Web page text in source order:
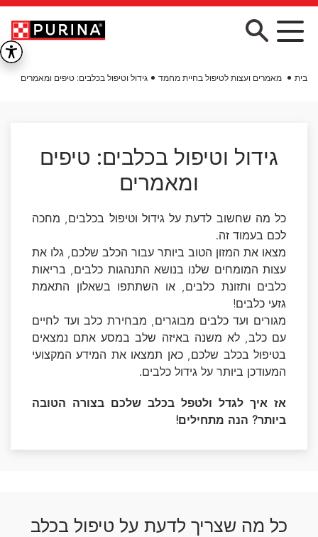
Skip to main content
בית מאמרים ועצות לטיפול בחיית מחמד גידול וטיפול בכלבים: טיפים ומאמרים
גידול וטיפול בכלבים: טיפים
ומאמרים
כל מה שחשוב לדעת על גידול וטיפול בכלבים, מחכה
לכם בעמוד זה.
מצאו את המזון הטוב ביותר עבור הכלב שלכם, גלו את
עצות המומחים שלנו בנושא התנהגות כלבים, בריאות
כלבים ותזונת כלבים, או השתתפו בשאלון התאמת
גזעי כלבים!
מגורים ועד כלבים מבוגרים, מבחירת כלב ועד לחיים
עם כלב, לא משנה באיזה שלב במסע אתם נמצאים
בטיפול בכלב שלכם, כאן תמצאו את המידע המקצועי
המעודכן ביותר על גידול כלבים.
אז איך לגדל ולטפל בכלב שלכם בצורה הטובה
ביותר? הנה מתחילים!
כל מה שצריך לדעת על טיפול בכלב